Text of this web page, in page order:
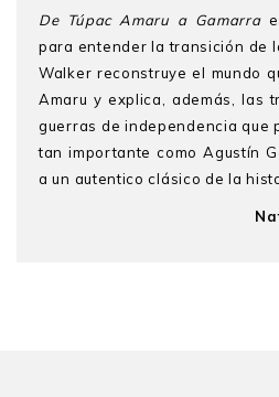
De Túpac Amaru a Gamarra
para entender la transición de
Walker reconstruye el mundo
Amaru y explica, además, las
guerras de independencia que
tan importante como Agustín
a un autentico clásico de la